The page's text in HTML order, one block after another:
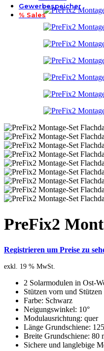
Gewerbespeicher
% Sales
PreFix2
Registrieren um Preise zu
exkl. 19 % MwSt.
2 Solarmodulen in Ost-
Stützen vorn und
Farbe: Schwarz
Neigungswinkel: 10°
Modulausrichtung: quer
Länge Grundschiene:
Breite Grundschiene: 80
Sichere und langlebige